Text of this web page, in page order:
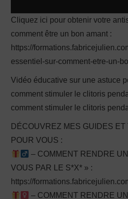
Cliquez ici pour obtenir votre
comment être un bon amant :
https://
essentiel-sur-comment-etre-un-
Vidéo éducative sur une astuce
comment stimuler le clitoris
comment stimuler le clitoris
DÉCOUVREZ MES GUIDES
POUR VOUS :
– COMMENT RENDRE
VOUS PAR LE S*X* » :
https://
– COMMENT RENDRE